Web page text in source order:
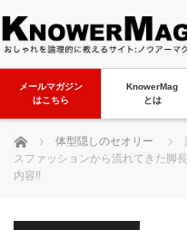
メールマガジン
はこちら
KnowerMag
とは
ホーム 体型隠しのセオリー
スファッションから流れてきた脚
内容!!